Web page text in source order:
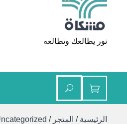
مشكاة
نور يطالعك وتطالعه
الرئيسية / المتجر /